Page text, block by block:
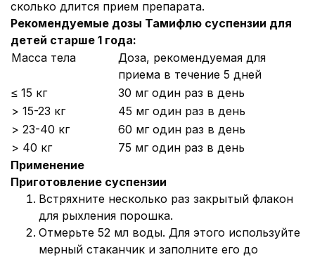
сколько длится прием препарата.
Рекомендуемые дозы Тамифлю суспензии для
детей старше 1 года:
Масса тела
Доза, рекомендуемая для
приема в течение 5 дней
≤ 15 кг
30 мг один раз в день
> 15-23 кг
45 мг один раз в день
> 23-40 кг
60 мг один раз в день
> 40 кг
75 мг один раз в день
Применение
Приготовление суспензии
Встряхните несколько раз закрытый флакон
для рыхления порошка.
Отмерьте 52 мл воды. Для этого используйте
мерный стаканчик и заполните его до